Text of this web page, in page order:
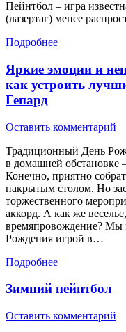
Пейнтбол – игра
(лазертаг) менее
Подробнее
Яркие эмоции и
как устроить
Гепард
Оставить комментарий
Традиционный День
в домашней обстановке
Конечно, приятно
накрытым столом. Но
торжественного
аккорд. А как же
времяпровождение? Мы
Рождения игрой в…
Подробнее
Зимний пейнтбол
Оставить комментарий